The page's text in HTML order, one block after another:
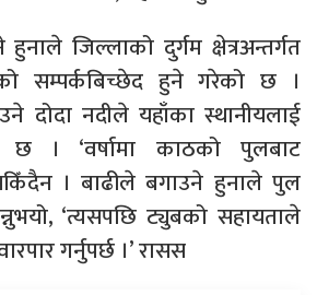
जिल्लाको दुर्गम क्षेत्रअन्तर्गत
सम्पर्कबिच्छेद हुने गरेको छ ।
दोदा नदीले यहाँका स्थानीयलाई
। ‘वर्षामा काठको पुलबाट
। बाढीले बगाउने हुनाले पुल
‘त्यसपछि ट्युबको सहायताले
गर्नुपर्छ ।’ रासस